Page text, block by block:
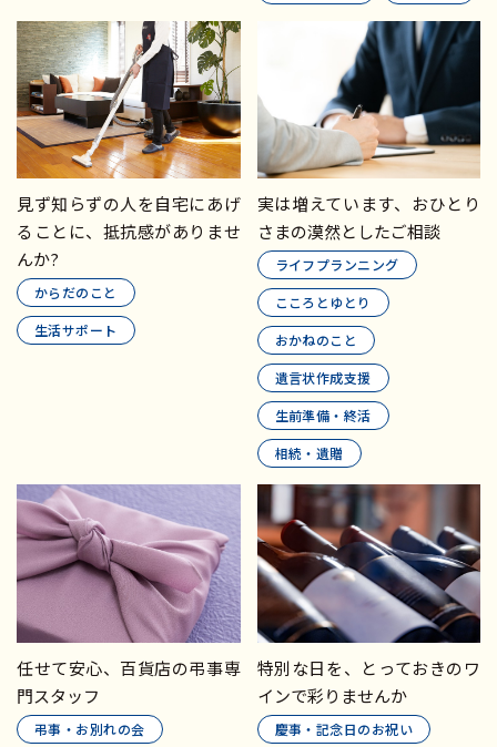
見ず知らずの人を自宅にあげ
ることに、抵抗感がありませ
んか?
からだのこと
生活サポート
実は増えています、おひとり
さまの漠然としたご相談
ライフプランニング
こころとゆとり
おかねのこと
遺言状作成支援
生前準備・終活
相続・遺贈
任せて安心、百貨店の弔事専
門スタッフ
弔事・お別れの会
特別な日を、とっておきのワ
インで彩りませんか
慶事・記念日のお祝い